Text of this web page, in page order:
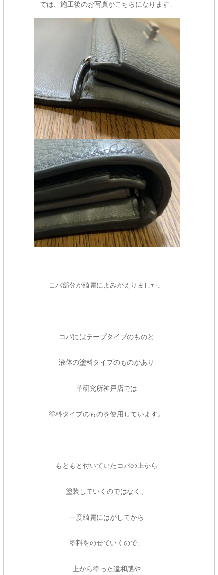
では、施工後のお写真がこちらになります↓
コバ部分が綺麗によみがえりました。
コバにはテープタイプのものと
液体の塗料タイプのものがあり
革研究所神戸店では
塗料タイプのものを使用しています。
もともと付いていたコバの上から
塗装していくのではなく、
一度綺麗にはがしてから
塗料をのせていくので、
上から塗った違和感や